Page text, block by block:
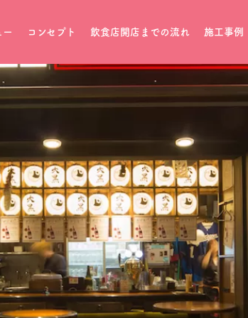
ー コンセプト 飲食店開店までの流れ 施工事例